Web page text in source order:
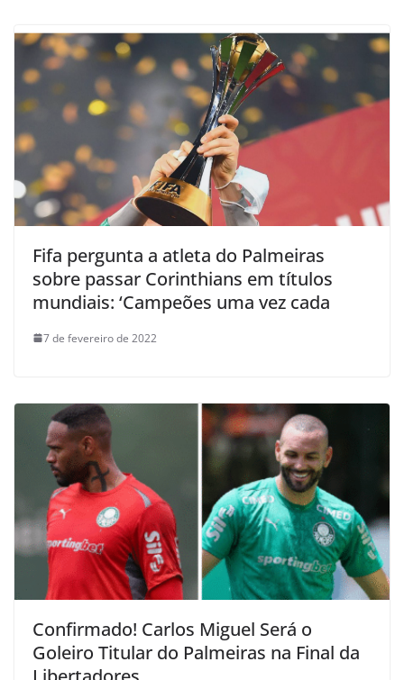
Fifa pergunta a atleta do Palmeiras
sobre passar Corinthians em títulos
mundiais: ‘Campeões uma vez cada
7 de fevereiro de 2022
Confirmado! Carlos Miguel Será o
Goleiro Titular do Palmeiras na Final da